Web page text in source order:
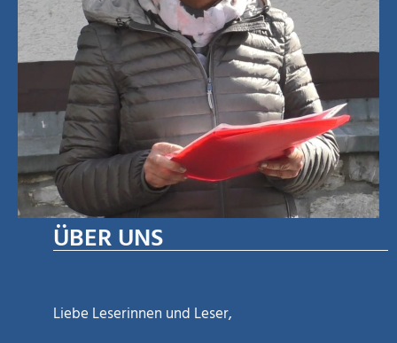
ÜBER UNS
Liebe Leserinnen und Leser,